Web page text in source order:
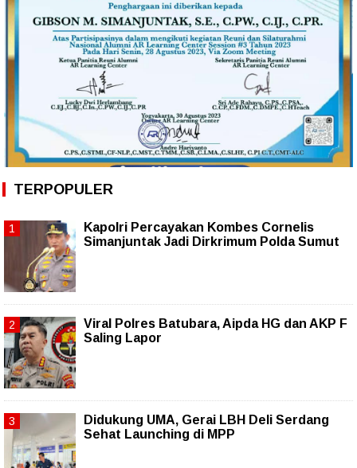
TERPOPULER
Kapolri Percayakan Kombes Cornelis
Simanjuntak Jadi Dirkrimum Polda Sumut
Viral Polres Batubara, Aipda HG dan AKP F
Saling Lapor
Didukung UMA, Gerai LBH Deli Serdang
Sehat Launching di MPP